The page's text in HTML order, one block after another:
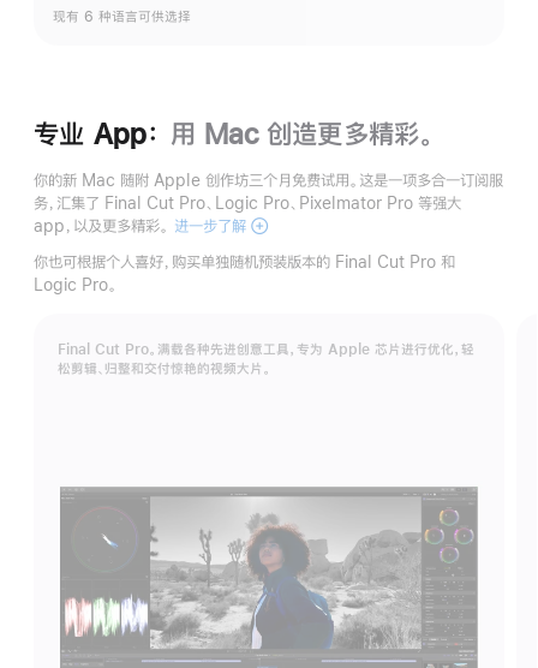
现有 6 种语言可供选择
专业 App： 用 Mac 创造更多精彩。
你的新 Mac 随附 Apple 创作坊三个月免费试用。这是一项多合一订阅服
务，汇集了 Final Cut Pro、Logic Pro、Pixelmator Pro 等强大
app，以及更多精彩。 进一步了解 Apple
作
你也可根据个人喜好，购买单独随机预装版本的 Final Cut Pro 和
Logic Pro。
Final Cut Pro。满载各种先进创意工具，专为 Apple 芯片进行优化，轻
松剪辑、归整和交付惊艳的视频大片。